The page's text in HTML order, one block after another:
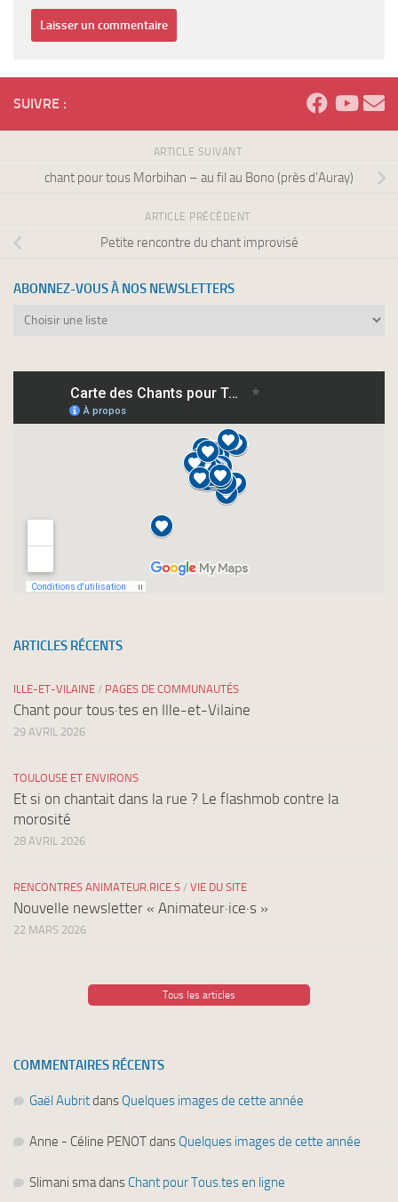
SUIVRE :
ARTICLE SUIVANT
chant pour tous Morbihan – au fil au Bono (près d’Auray)
ARTICLE PRÉCÉDENT
Petite rencontre du chant improvisé
ABONNEZ-VOUS À NOS NEWSLETTERS
Abonnez-
newsletters
ARTICLES RÉCENTS
ILLE-ET-VILAINE / PAGES DE COMMUNAUTÉS
Chant pour tous·tes en Ille-et-Vilaine
29 AVRIL 2026
TOULOUSE ET ENVIRONS
Et si on chantait dans la rue ? Le flashmob contre la
morosité
28 AVRIL 2026
RENCONTRES ANIMATEUR.RICE.S / VIE DU SITE
Nouvelle newsletter « Animateur·ice·s »
22 MARS 2026
Tous les articles
COMMENTAIRES RÉCENTS
Gaël Aubritdans Quelques images de cette année
Anne - Céline PENOTdans Quelques images de cette année
Slimani smadans Chant pour Tous.tes en ligne